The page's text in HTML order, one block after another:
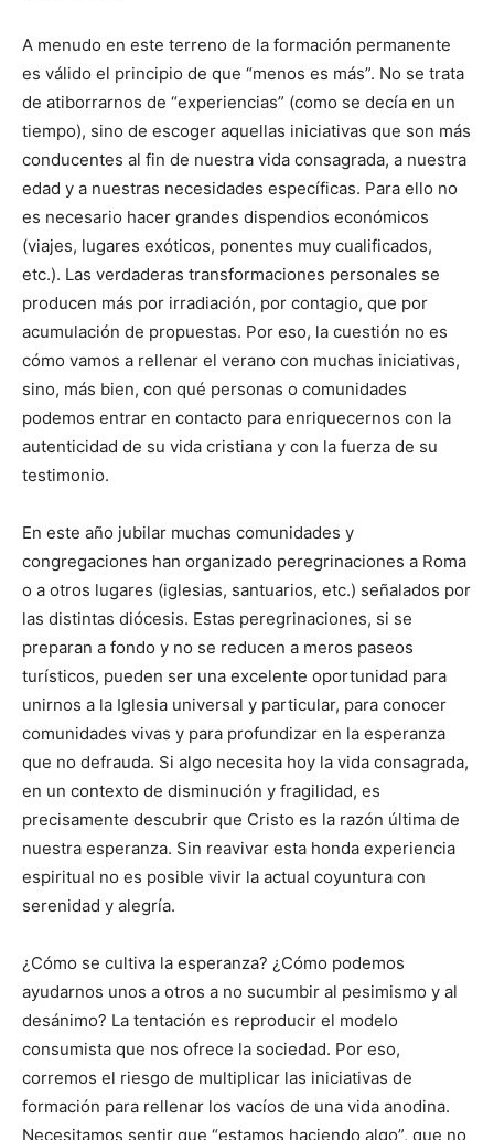
A menudo en este terreno de la formación permanente
es válido el principio de que “menos es más”. No se trata
de atiborrarnos de “experiencias” (como se decía en un
tiempo), sino de escoger aquellas iniciativas que son más
conducentes al fin de nuestra vida consagrada, a nuestra
edad y a nuestras necesidades específicas. Para ello no
es necesario hacer grandes dispendios económicos
(viajes, lugares exóticos, ponentes muy cualificados,
etc.). Las verdaderas transformaciones personales se
producen más por irradiación, por contagio, que por
acumulación de propuestas. Por eso, la cuestión no es
cómo vamos a rellenar el verano con muchas iniciativas,
sino, más bien, con qué personas o comunidades
podemos entrar en contacto para enriquecernos con la
autenticidad de su vida cristiana y con la fuerza de su
testimonio.
En este año jubilar muchas comunidades y
congregaciones han organizado peregrinaciones a Roma
o a otros lugares (iglesias, santuarios, etc.) señalados por
las distintas diócesis. Estas peregrinaciones, si se
preparan a fondo y no se reducen a meros paseos
turísticos, pueden ser una excelente oportunidad para
unirnos a la Iglesia universal y particular, para conocer
comunidades vivas y para profundizar en la esperanza
que no defrauda. Si algo necesita hoy la vida consagrada,
en un contexto de disminución y fragilidad, es
precisamente descubrir que Cristo es la razón última de
nuestra esperanza. Sin reavivar esta honda experiencia
espiritual no es posible vivir la actual coyuntura con
serenidad y alegría.
¿Cómo se cultiva la esperanza? ¿Cómo podemos
ayudarnos unos a otros a no sucumbir al pesimismo y al
desánimo? La tentación es reproducir el modelo
consumista que nos ofrece la sociedad. Por eso,
corremos el riesgo de multiplicar las iniciativas de
formación para rellenar los vacíos de una vida anodina.
Necesitamos sentir que “estamos haciendo algo”, que no